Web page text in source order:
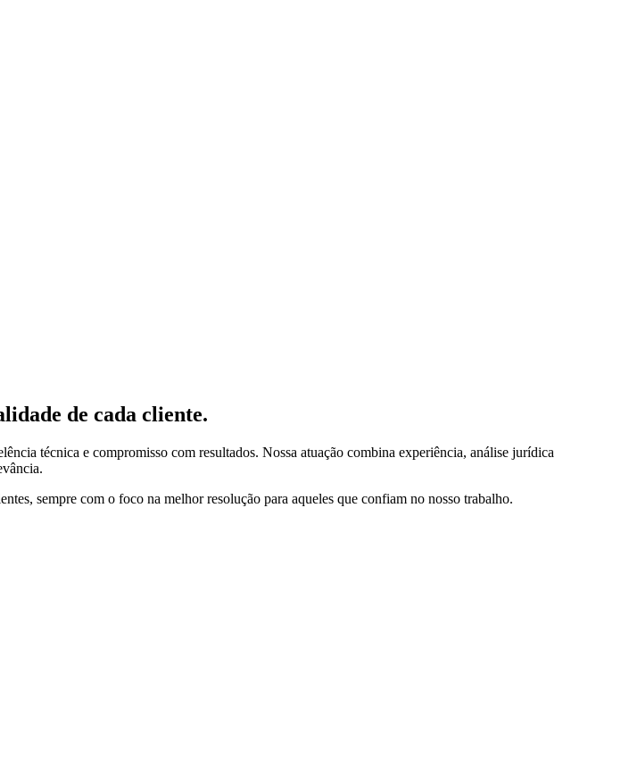
de cada cliente.
técnica e compromisso com resultados. Nossa atuação combina experiência, análise jurídica
sempre com o foco na melhor resolução para aqueles que confiam no nosso trabalho.